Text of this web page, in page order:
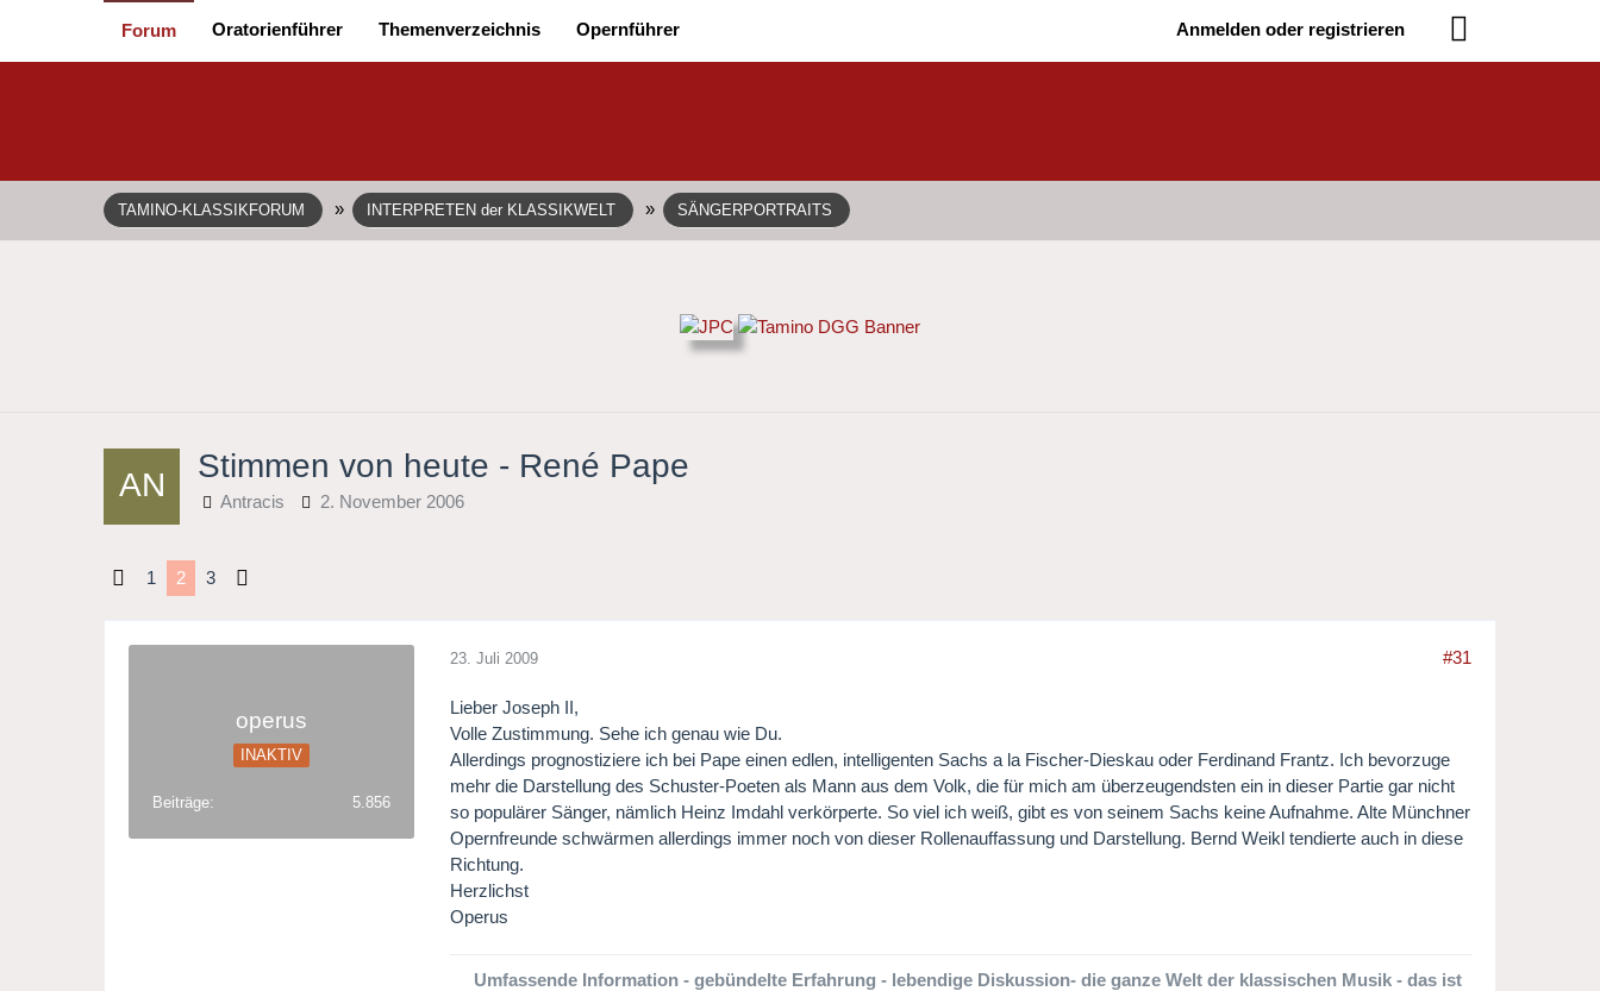
Forum Oratorienführer Themenverzeichnis Opernführer Anmelden oder registrieren
TAMINO-KLASSIKFORUM » INTERPRETEN der KLASSIKWELT » SÄNGERPORTRAITS
Stimmen von heute - René Pape
Antracis 2. November 2006
1 2 3
operus
INAKTIV
Beiträge 5.856
23. Juli 2009 #31
Lieber Joseph II,
Volle Zustimmung. Sehe ich genau wie Du.
Allerdings prognostiziere ich bei Pape einen edlen, intelligenten Sachs a la Fischer-Dieskau oder Ferdinand Frantz. Ich bevorzuge
mehr die Darstellung des Schuster-Poeten als Mann aus dem Volk, die für mich am überzeugendsten ein in dieser Partie gar nicht
so populärer Sänger, nämlich Heinz Imdahl verkörperte. So viel ich weiß, gibt es von seinem Sachs keine Aufnahme. Alte Münchner
Opernfreunde schwärmen allerdings immer noch von dieser Rollenauffassung und Darstellung. Bernd Weikl tendierte auch in diese
Richtung.
Herzlichst
Operus
Umfassende Information - gebündelte Erfahrung - lebendige Diskussion- die ganze Welt der klassischen Musik - das ist